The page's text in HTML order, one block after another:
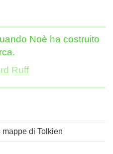
Noè ha costruito
Ruff
mappe di Tolkien